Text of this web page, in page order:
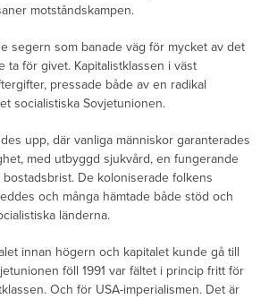
motståndskampen.
segern som banade väg för mycket av det
ta för givet. Kapitalistklassen i väst
pressade både av en radikal
socialistiska Sovjetunionen.
upp, där vanliga människor garanterades
med utbyggd sjukvård, en fungerande
De koloniserade folkens
och många hämtade både stöd och
länderna.
innan högern och kapitalet kunde gå till
föll 1991 var fältet i princip fritt för
Och för USA-imperialismen. Det är